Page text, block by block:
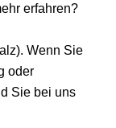
erfahren?
Wenn Sie
oder
Sie bei uns